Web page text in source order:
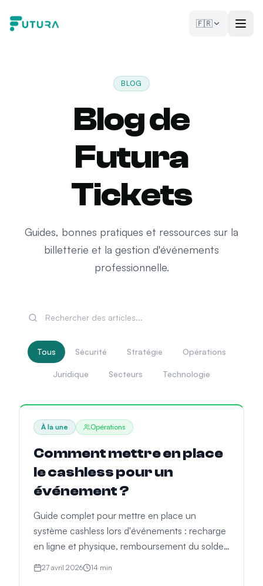
🇫🇷
BLOG
Blog de
Futura
Tickets
Guides, bonnes pratiques et ressources sur la
billetterie et la gestion d'événements
professionnelle.
Tous Sécurité Stratégie Opérations
Juridique Secteurs Technologie
À la une Opérations
Comment mettre en place
le cashless pour un
événement ?
Guide complet pour mettre en place un
système cashless lors d'événements : recharge
en ligne et physique, remboursement du solde,
réconciliation financière et erreurs fréquentes.
27 avril 2026 14 min